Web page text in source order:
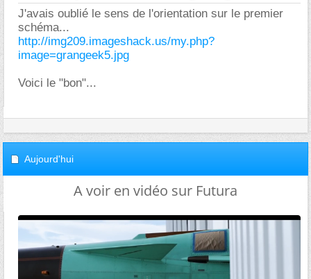
J'avais oublié le sens de l'orientation sur le premier
schéma...
http://img209.imageshack.us/my.php?
image=grangeek5.jpg
Voici le "bon"...
Aujourd'hui
A voir en vidéo sur Futura